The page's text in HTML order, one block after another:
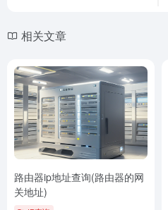
相关文章
路由器ip地址查询(路由器的网
关地址)